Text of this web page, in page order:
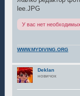
lee.JPG
У вас нет
WWW.MYDIVING.ORG
Deklan
новичок